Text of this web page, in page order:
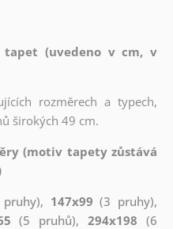
(uvedeno v cm, v
rozměrech a typech,
širokých 49 cm.
(motiv tapety zůstává
147x99 (3 pruhy),
(5 pruhů),294x198 (6